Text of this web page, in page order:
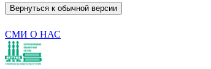
Вернуться к обычной версии
СМИ О НАС